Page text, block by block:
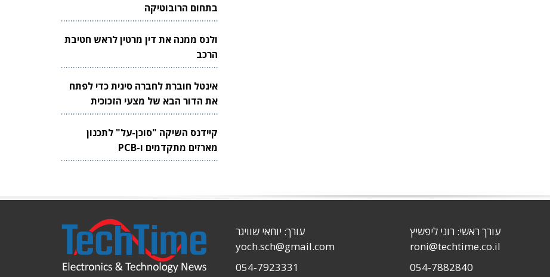
בתחום הרובוטיקה
ולנס ממנה את דין מרטין לראש חטיבת
הרכב
אינטל חוברת לחברה סינית כדי לפתח
את הדור הבא של מצעי הזכוכית
לשבבים
קיידנס השיקה "סוכן-על" לתכנון
מארזים מתקדמים ו-PCB
עורך ראשי: רוני ליפשיץ
roni@techtime.co.il
054-7882840
עורך: יוחאי שוויגר
yoch.sch@gmail.com
054-7923331